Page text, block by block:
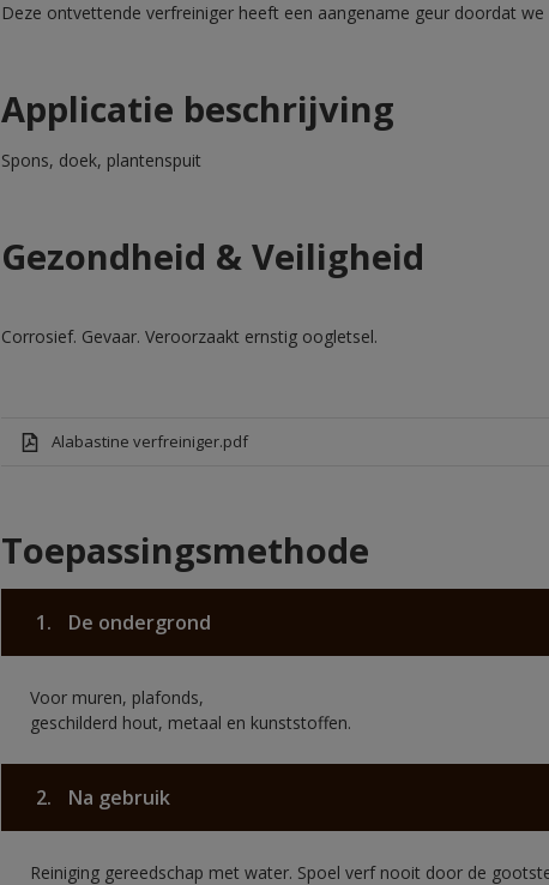
Deze ontvettende verfreiniger heeft een aangename geur doordat
Applicatie beschrijving
Spons, doek, plantenspuit
Gezondheid & Veiligheid
Corrosief. Gevaar. Veroorzaakt ernstig oogletsel.
Alabastine verfreiniger.pdf
Toepassingsmethode
1. De ondergrond
Voor muren, plafonds,
geschilderd hout, metaal en kunststoffen.
2. Na gebruik
Reiniging gereedschap met water. Spoel verf nooit door de